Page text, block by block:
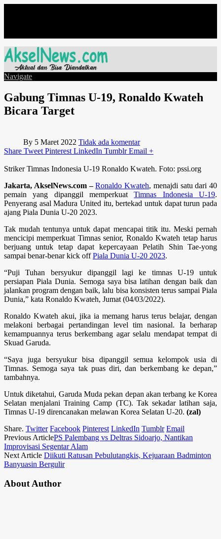
Navigate
Gabung Timnas U-19, Ronaldo Kwateh
Bicara Target
By 5 Maret 2022 Tidak ada komentar
Share Tweet Pinterest LinkedIn Tumblr Email +
Striker Timnas Indonesia U-19 Ronaldo Kwateh. Foto: pssi.org
Jakarta, AkselNews.com – Ronaldo Kwateh, menajdi satu dari 40
pemain yang dipanggil memperkuatTimnas Indonesia U-19.
Penyerang asal Madura United itu, bertekad untuk dapat turun pada
ajang Piala Dunia U-20 2023.
Tak mudah tentunya untuk dapat mencapai titik itu. Meski pernah
mencicipi memperkuat Timnas senior, Ronaldo Kwateh tetap harus
berjuang untuk tetap dapat kepercayaan Pelatih Shin Tae-yong
sampai benar-benar kick offPiala Dunia U-20 2023.
“Puji Tuhan bersyukur dipanggil lagi ke timnas U-19 untuk
persiapan Piala Dunia. Semoga saya bisa latihan dengan baik dan
jalankan program dengan baik, lalu bisa konsisten terus sampai Piala
Dunia,” kata Ronaldo Kwateh, Jumat (04/03/2022).
Ronaldo Kwateh akui, jika ia memang harus terus belajar, dengan
melakoni berbagai pertandingan level tim nasional. Ia berharap
kemampuannya terus berkembang agar selalu mendapat tempat di
Skuad Garuda.
“Saya juga bersyukur bisa dipanggil semua kelompok usia di
Timnas. Semoga saya tak puas diri, dan berkembang ke depan,”
tambahnya.
Untuk diketahui, Garuda Muda pekan depan akan terbang ke Korea
Selatan menjalani Training Camp (TC). Tak sekadar latihan saja,
Timnas U-19 direncanakan melawan Korea Selatan U-20. (zal)
Share. Twitter Facebook Pinterest LinkedIn Tumblr Email
Previous ArticlePS Palembang vs Deltras Sidoarjo, Nantikan
Improvisasi Segentar Alam
Next Article Diikuti Ratusan Pebulutangkis, Kejuaraan Badminton
Banyuasin Bergulir
About Author